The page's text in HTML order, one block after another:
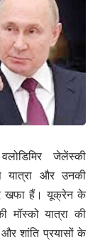
जेलेंस्की
यात्रा और उनकी
खफा हैं। यूक्रेन के
मॉस्को यात्रा की
शांति प्रयासों के